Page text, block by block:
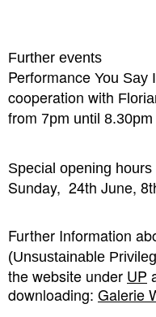
Further events
Performance You Say
cooperation with
from 7pm until 8.30pm
Special opening hours
Sunday, 24th June,
Further Information
(Unsustainable
the website under UP
downloading: Galerie